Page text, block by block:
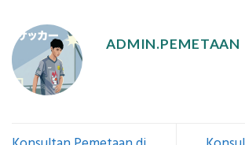
ADMIN.PEMETAAN